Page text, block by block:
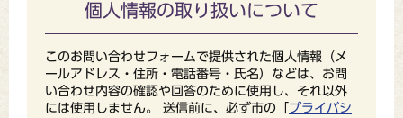
個人情報の取り扱いについて
このお問い合わせフォームで提供された個人情報（メ
ールアドレス・住所・電話番号・氏名）などは、お問
い合わせ内容の確認や回答のために使用し、それ以外
には使用しません。 送信前に、必ず市の「 プライバシ